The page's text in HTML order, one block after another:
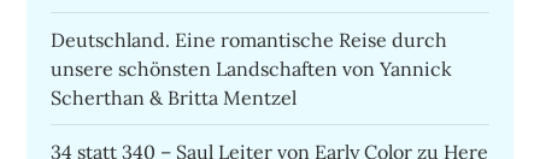
Deutschland. Eine romantische Reise durch
unsere schönsten Landschaften von Yannick
Scherthan & Britta Mentzel
34 statt 340 – Saul Leiter von Early Color zu Here